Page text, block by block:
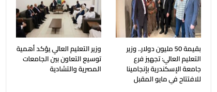
بقيمة 50 مليون دولار.. وزير
التعليم العالي: تجهيز فرع
جامعة الإسكندرية بإنجامينا
للافتتاح في مايو المقبل
وزير التعليم العالي يؤكد أهمية
توسيع التعاون بين الجامعات
المصرية والتشادية